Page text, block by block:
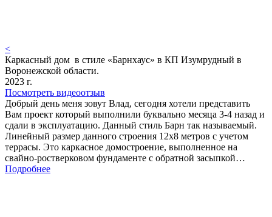
<
Каркасный дом в стиле «Барнхаус» в КП Изумрудный в
Воронежской области.
2023 г.
Посмотреть видеоотзыв
Добрый день меня зовут Влад, сегодня хотели представить
Вам проект который выполнили буквально месяца 3-4 назад и
сдали в эксплуатацию. Данный стиль Барн так называемый.
Линейный размер данного строения 12х8 метров с учетом
террасы. Это каркасное домостроение, выполненное на
свайно-ростверковом фундаменте с обратной засыпкой…
Подробнее